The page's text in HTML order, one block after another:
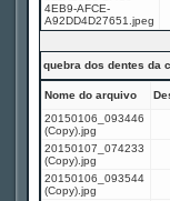
4EB9-AFCE-
A92DD4D27651.jpeg
quebra dos dentes da
Nome do arquivo
20150106_093446
(Copy).jpg
20150107_074233
(Copy).jpg
20150106_093544
(Copy).jpg